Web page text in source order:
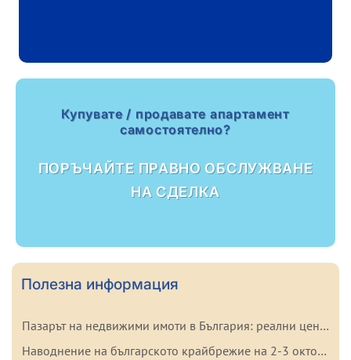
Купувате / продавате апартамент
самостоятелно?
ПОРЪЧАЙТЕ ПРАВНО ОБСЛУЖВАНЕ
НА СДЕЛКА
Полезна информация
Пазарът на недвижими имоти в България: реални цени и тенденции на 2026 г.
Наводнение на българското крайбрежие на 2-3 октомври 2025 г.: важни факти за купувачите